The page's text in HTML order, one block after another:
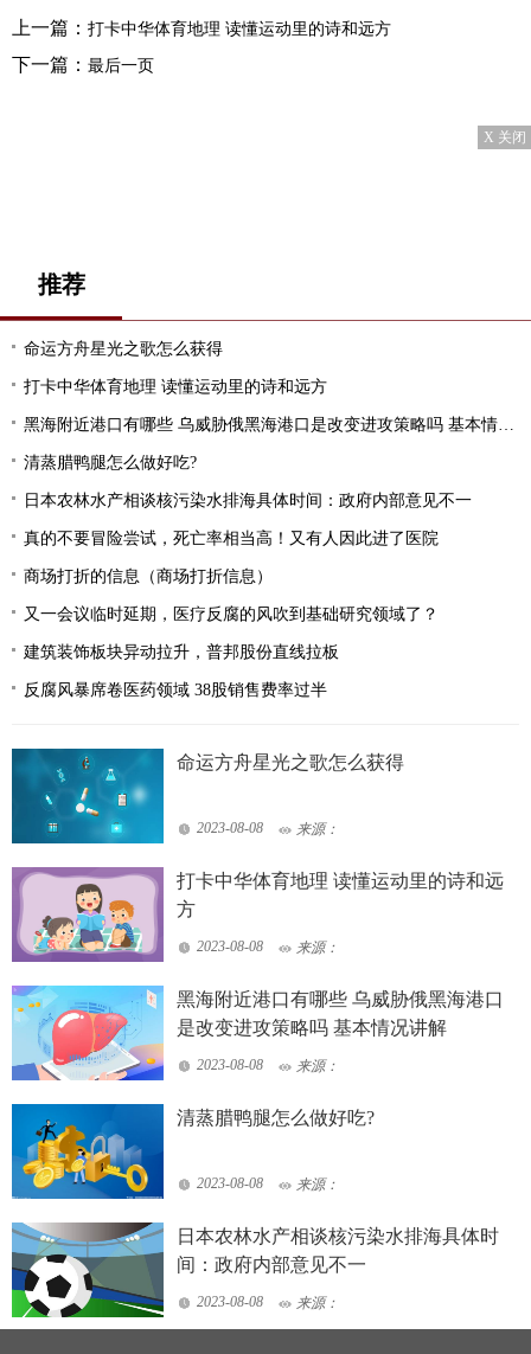
上一篇： 打卡中华体育地理 读懂运动里的诗和远方
下一篇： 最后一页
X 关闭
推荐
命运方舟星光之歌怎么获得
打卡中华体育地理 读懂运动里的诗和远方
黑海附近港口有哪些 乌威胁俄黑海港口是改变进攻策略吗 基本情况讲解
清蒸腊鸭腿怎么做好吃?
日本农林水产相谈核污染水排海具体时间：政府内部意见不一
真的不要冒险尝试，死亡率相当高！又有人因此进了医院
商场打折的信息（商场打折信息）
又一会议临时延期，医疗反腐的风吹到基础研究领域了？
建筑装饰板块异动拉升，普邦股份直线拉板
反腐风暴席卷医药领域 38股销售费率过半
命运方舟星光之歌怎么获得
2023-08-08 来源：
打卡中华体育地理 读懂运动里的诗和远
方
2023-08-08 来源：
黑海附近港口有哪些 乌威胁俄黑海港口
是改变进攻策略吗 基本情况讲解
2023-08-08 来源：
清蒸腊鸭腿怎么做好吃?
2023-08-08 来源：
日本农林水产相谈核污染水排海具体时
间：政府内部意见不一
2023-08-08 来源：